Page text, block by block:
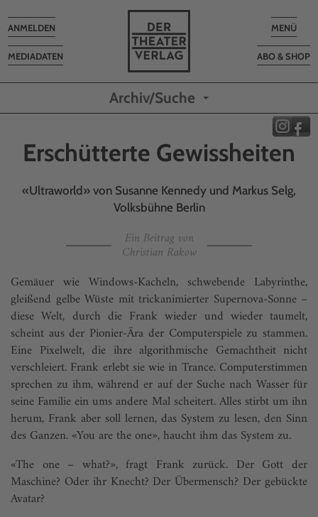
Toggle
MENÜ
ABO & SHOP
MEDIADATEN
Toggle
navigation
ANMELDEN
Archiv/Suche
Erschütterte Gewissheiten
«Ultraworld» von Susanne Kennedy und Markus Selg,
Volksbühne Berlin
Ein Beitrag von
Christian Rakow
Gemäuer wie Windows-Kacheln, schwebende Labyrinthe,
gleißend gelbe Wüste mit trickanimierter Supernova-Sonne –
diese Welt, durch die Frank wieder und wieder taumelt,
scheint aus der Pionier-Ära der Computerspiele zu stammen.
Eine Pixelwelt, die ihre algorithmische Gemachtheit nicht
verschleiert. Frank erlebt sie wie in Trance. Computerstimmen
sprechen zu ihm, während er auf der Suche nach Wasser für
seine Familie ein ums andere Mal scheitert. Alles stirbt um ihn
herum, Frank aber soll lernen, das System zu lesen, den Sinn
des Ganzen. «You are the one», haucht ihm das System zu.
«The one – what?», fragt Frank zurück. Der Gott der
Maschine? Oder ihr Knecht? Der Übermensch? Der gebückte
Avatar?